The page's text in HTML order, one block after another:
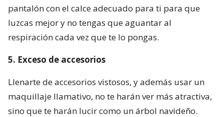
pantalón con el calce adecuado para ti para que
luzcas mejor y no tengas que aguantar al
respiración cada vez que te lo pongas.
5. Exceso de accesorios
Llenarte de accesorios vistosos, y además usar un
maquillaje llamativo, no te harán ver más atractiva,
sino que te harán lucir como un árbol navideño.